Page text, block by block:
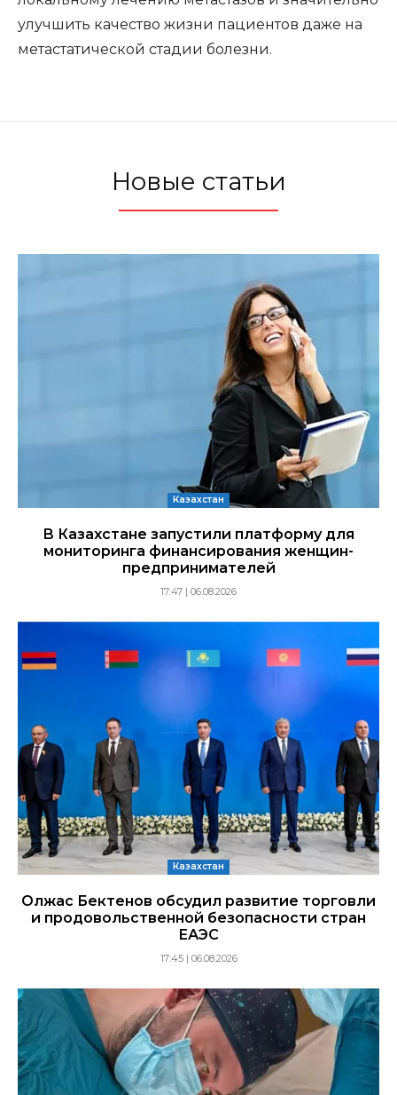
улучшить качество жизни пациентов даже на
метастатической стадии болезни.
Новые статьи
Казахстан
В Казахстане запустили платформу для
мониторинга финансирования женщин-
предпринимателей
17:47 | 06.08.2026
Казахстан
Олжас Бектенов обсудил развитие торговли
и продовольственной безопасности стран
ЕАЭС
17:45 | 06.08.2026